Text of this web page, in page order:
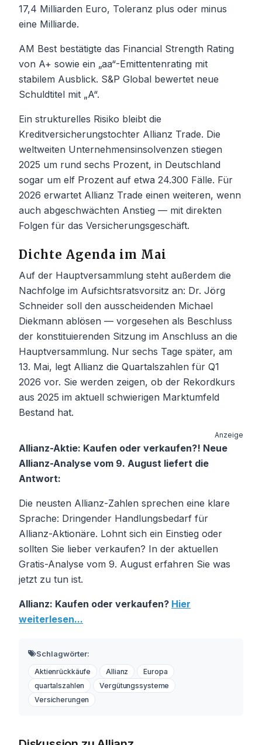
17,4 Milliarden Euro, Toleranz plus oder minus
eine Milliarde.
AM Best bestätigte das Financial Strength Rating
von A+ sowie ein „aa“-Emittentenrating mit
stabilem Ausblick. S&P Global bewertet neue
Schuldtitel mit „A“.
Ein strukturelles Risiko bleibt die
Kreditversicherungstochter Allianz Trade. Die
weltweiten Unternehmensinsolvenzen stiegen
2025 um rund sechs Prozent, in Deutschland
sogar um elf Prozent auf etwa 24.300 Fälle. Für
2026 erwartet Allianz Trade einen weiteren, wenn
auch abgeschwächten Anstieg — mit direkten
Folgen für das Versicherungsgeschäft.
Dichte Agenda im Mai
Auf der Hauptversammlung steht außerdem die
Nachfolge im Aufsichtsratsvorsitz an: Dr. Jörg
Schneider soll den ausscheidenden Michael
Diekmann ablösen — vorgesehen als Beschluss
der konstituierenden Sitzung im Anschluss an die
Hauptversammlung. Nur sechs Tage später, am
13. Mai, legt Allianz die Quartalszahlen für Q1
2026 vor. Sie werden zeigen, ob der Rekordkurs
aus 2025 im aktuell schwierigen Marktumfeld
Bestand hat.
Anzeige
Allianz-Aktie: Kaufen oder verkaufen?! Neue
Allianz-Analyse vom 9. August liefert die
Antwort:
Die neusten Allianz-Zahlen sprechen eine klare
Sprache: Dringender Handlungsbedarf für
Allianz-Aktionäre. Lohnt sich ein Einstieg oder
sollten Sie lieber verkaufen? In der aktuellen
Gratis-Analyse vom 9. August erfahren Sie was
jetzt zu tun ist.
Allianz: Kaufen oder verkaufen? Hier
weiterlesen...
Schlagwörter:
Aktienrückkäufe Allianz
Europa
quartalszahlen
Vergütungssysteme
Versicherungen